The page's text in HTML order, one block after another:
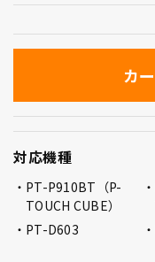
対応機種
PT-P910BT（P-
TOUCH CUBE）
PT-D603